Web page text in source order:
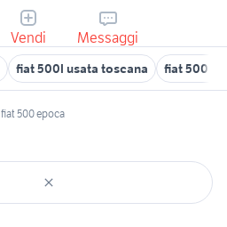
Vendi Messaggi
fiat 500l usata toscana fiat 500
fiat 500 epoca